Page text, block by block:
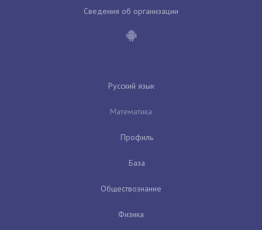
Сведения об организации
Русский язык
Математика
Профиль
База
Обществознание
Физика